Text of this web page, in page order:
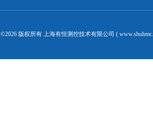
©2026 版权所有 上海有恒测控技术有限公司 (